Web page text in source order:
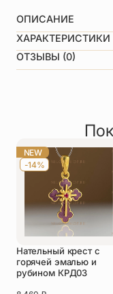
ОПИСАНИЕ
Состав:серебро
Swarovski, горячая
ХАРАКТЕРИСТИКИ
Покрытие Позолота
ОТЗЫВЫ (0)
Телефон
Отзыв*
NEW
-14%
Нательный крест с
горячей эмалью и
рубином КРД03